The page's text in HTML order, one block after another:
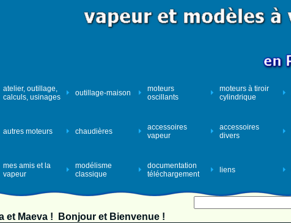
atelier, outillage,
calculs, usinages
outillage-maison
moteurs
oscillants
moteurs à tiroir
cylindrique
autres moteurs chaudières
accessoires
vapeur
accessoires
divers
mes amis et la
vapeur
modélisme
classique
documentation
téléchargement
liens
et Maeva ! Bonjour et Bienvenue !